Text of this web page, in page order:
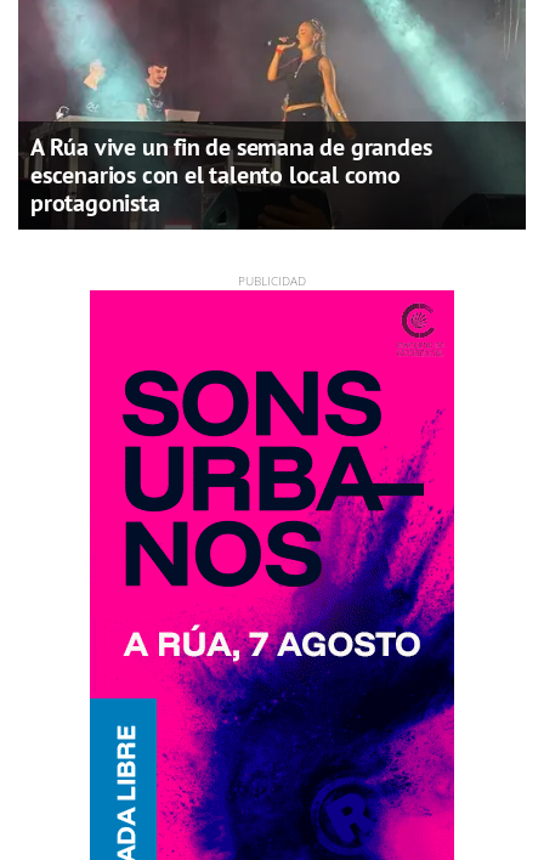
A Rúa vive un fin de semana de grandes
escenarios con el talento local como
protagonista